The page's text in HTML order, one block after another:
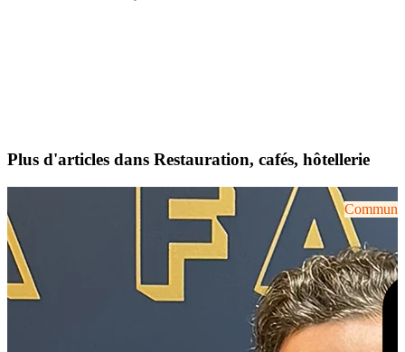
Plus d'articles dans Restauration, cafés, hôtellerie